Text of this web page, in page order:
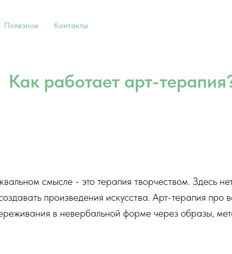
Полезное Контакты
Как работает арт-
смысле - это терапия творчеством. Здесь
произведения искусства. Арт-терапия про
в невербальной форме через образы,